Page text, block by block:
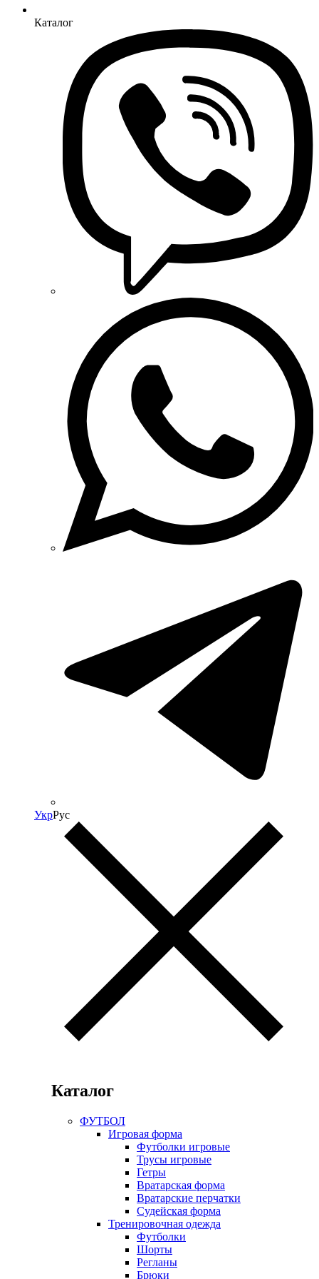
Каталог
УкрРус
Каталог
ФУТБОЛ
Игровая форма
Футболки игровые
Трусы игровые
Гетры
Вратарская форма
Вратарские перчатки
Судейская форма
Тренировочная одежда
Футболки
Шорты
Регланы
Брюки